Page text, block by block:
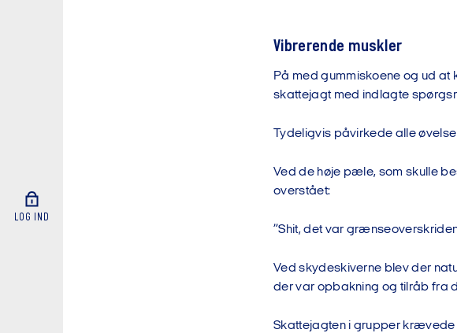
LOG IND
Vibrerende muskler
På med gummiskoene og ud
skattejagt med indlagte
Tydeligvis påvirkede alle
Ved de høje pæle, som skulle
overstået:
”Shit, det var
Ved skydeskiverne blev der
der var opbakning og tilråb fra
Skattejagten i grupper krævede